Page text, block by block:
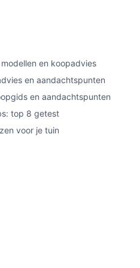
180 × 180 × 65 cm — dit
inneemt; reken extra
125 kg — handig om te
handling bij levering.
op de plaats van
de specificatie.
en koopadvies
en aandachtspunten
en aandachtspunten
top 8 getest
voor je tuin